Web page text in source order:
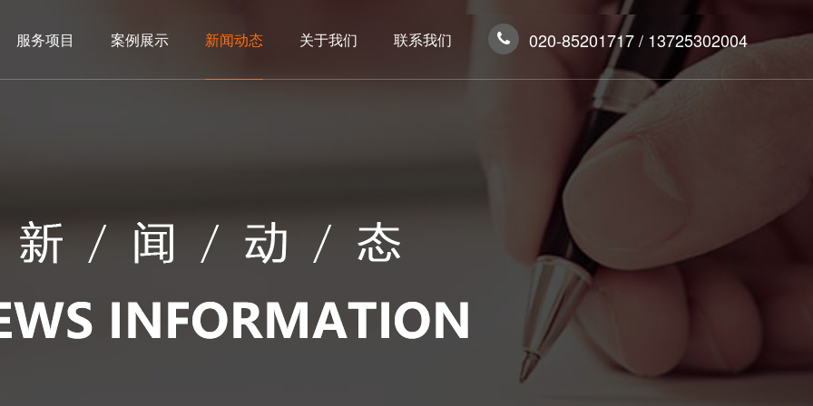
服务项目 案例展示 新闻动态 关于我们 联系我们 020-85201717 / 13725302004